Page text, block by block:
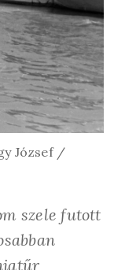
József /
szele futott